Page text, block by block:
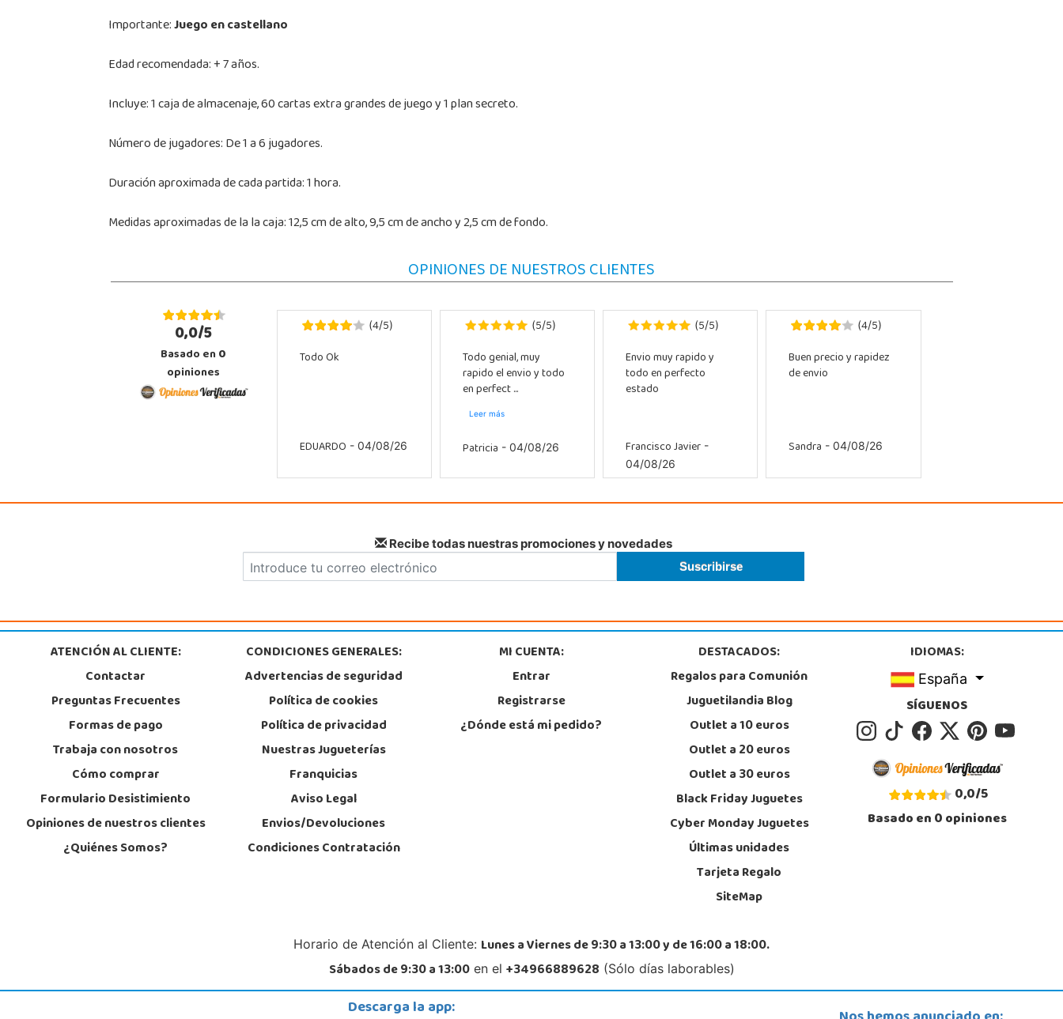
Importante:Juego en castellano
Edad recomendada: + 7 años.
Incluye: 1 caja de almacenaje, 60 cartas extra grandes de juego y 1 plan secreto.
Número de jugadores: De 1 a 6 jugadores.
Duración aproximada de cada partida: 1 hora.
Medidas aproximadas de la la caja: 12,5 cm de alto, 9,5 cm de ancho y 2,5 cm de fondo.
OPINIONES DE NUESTROS CLIENTES
0,0/5
Basado en0
opiniones
(4/5)
Todo Ok
EDUARDO - 04/08/26
(5/5)
Todo genial, muy
rapido el envio y todo
en perfect ...
Leer más
Patricia - 04/08/26
(5/5)
Envio muy rapido y
todo en perfecto
estado
Francisco Javier-
04/08/26
(4/5)
Buen precio y rapidez
de envio
Sandra - 04/08/26
Recibe todas nuestras promociones y novedades
ATENCIÓN AL CLIENTE:
Contactar
Preguntas Frecuentes
Formas de pago
Trabaja con nosotros
Cómo comprar
Formulario Desistimiento
Opiniones de nuestros clientes
¿Quiénes Somos?
CONDICIONES GENERALES:
Advertencias de seguridad
Política de cookies
Política de privacidad
Nuestras Jugueterías
Franquicias
Aviso Legal
Envios/Devoluciones
Condiciones Contratación
MI CUENTA:
Entrar
Registrarse
¿Dónde está mi pedido?
DESTACADOS:
Regalos para Comunión
Juguetilandia Blog
Outlet a 10 euros
Outlet a 20 euros
Outlet a 30 euros
Black Friday Juguetes
Cyber Monday Juguetes
Últimas unidades
Tarjeta Regalo
SiteMap
IDIOMAS:
España
SÍGUENOS
0,0/5
Basado en0opiniones
Horario de Atención al Cliente: Lunes a Viernes de 9:30 a 13:00 y de 16:00 a 18:00.
Sábados de 9:30 a 13:00en el +34966889628 (Sólo días laborables)
Descarga la app: